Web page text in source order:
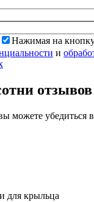
Нажимая на
и
отзывов
можете убедиться
для крыльца